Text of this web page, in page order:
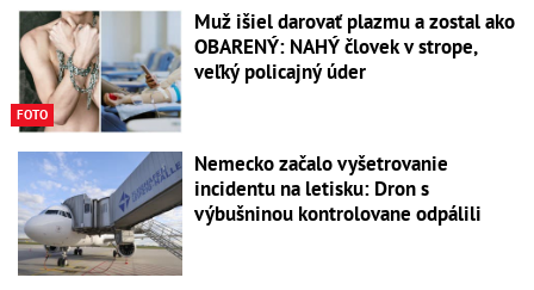
FOTO
Muž išiel darovať plazmu a zostal ako
OBARENÝ: NAHÝ človek v strope,
veľký policajný úder
Nemecko začalo vyšetrovanie
incidentu na letisku: Dron s
výbušninou kontrolovane odpálili